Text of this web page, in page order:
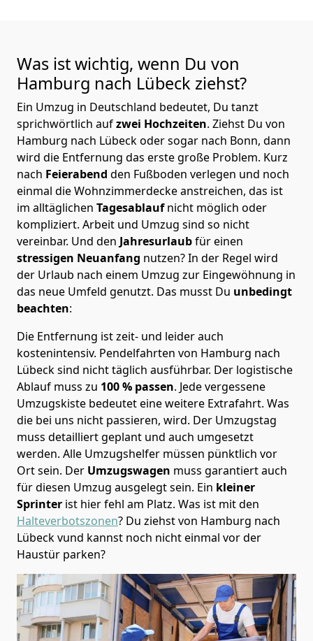
Was ist wichtig, wenn Du von
Hamburg nach Lübeck ziehst?
Ein Umzug in Deutschland bedeutet, Du tanzt
sprichwörtlich aufzwei Hochzeiten. Ziehst Du von
Hamburg nach Lübeck oder sogar nach Bonn, dann
wird die Entfernung das erste große Problem. Kurz
nach Feierabend den Fußboden verlegen und noch
einmal die Wohnzimmerdecke anstreichen, das ist
im alltäglichen Tagesablaufnicht möglich oder
kompliziert. Arbeit und Umzug sind so nicht
vereinbar. Und den Jahresurlaubfür einen
stressigen Neuanfang nutzen? In der Regel wird
der Urlaub nach einem Umzug zur Eingewöhnung in
das neue Umfeld genutzt. Das musst Du unbedingt
beachten:
Die Entfernung ist zeit- und leider auch
kostenintensiv. Pendelfahrten von Hamburg nach
Lübeck sind nicht täglich ausführbar. Der logistische
Ablauf muss zu 100 % passen. Jede vergessene
Umzugskiste bedeutet eine weitere Extrafahrt. Was
die bei uns nicht passieren, wird. Der Umzugstag
muss detailliert geplant und auch umgesetzt
werden. Alle Umzugshelfer müssen pünktlich vor
Ort sein. Der Umzugswagen muss garantiert auch
für diesen Umzug ausgelegt sein. Ein kleiner
Sprinter ist hier fehl am Platz. Was ist mit den
Halteverbotszonen? Du ziehst von Hamburg nach
Lübeck vund kannst noch nicht einmal vor der
Haustür parken?